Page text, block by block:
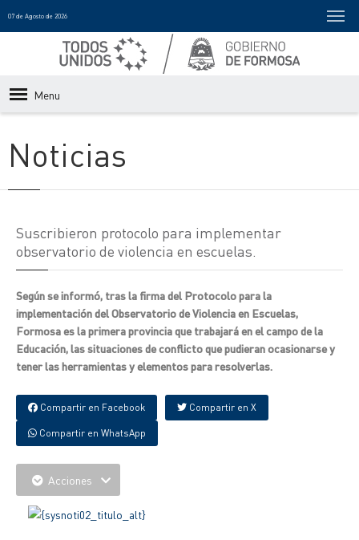
07 de Agosto de 2026
Menu
Noticias
Suscribieron protocolo para implementar
observatorio de violencia en escuelas.
Según se informó, tras la firma del Protocolo para la
implementación del Observatorio de Violencia en Escuelas,
Formosa es la primera provincia que trabajará en el campo de la
Educación, las situaciones de conflicto que pudieran ocasionarse y
tener las herramientas y elementos para resolverlas.
Compartir en Facebook Compartir en X
Compartir en WhatsApp
Acciones